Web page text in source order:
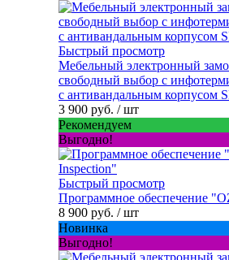
Быстрый просмотр
Мебельный электронный
свободный выбор с
с антивандальным корпусом
3 900 руб. / шт
Рекомендуем
Выгодно!
Быстрый просмотр
Программное обеспечение
8 900 руб. / шт
Новинка
Выгодно!